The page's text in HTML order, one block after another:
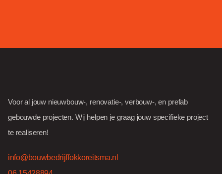
Voor al jouw nieuwbouw-, renovatie-, verbouw-, en prefab
gebouwde projecten. Wij helpen je graag jouw specifieke project
te realiseren!
info@bouwbedrijffokkoreitsma.nl